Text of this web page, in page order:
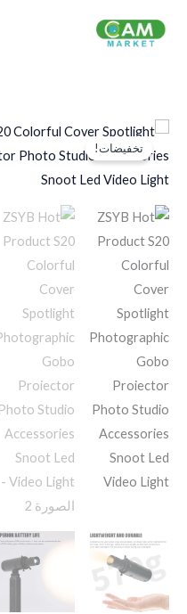
تخفيضات!
السعر
الأصلي
هو:
EGP7,500.